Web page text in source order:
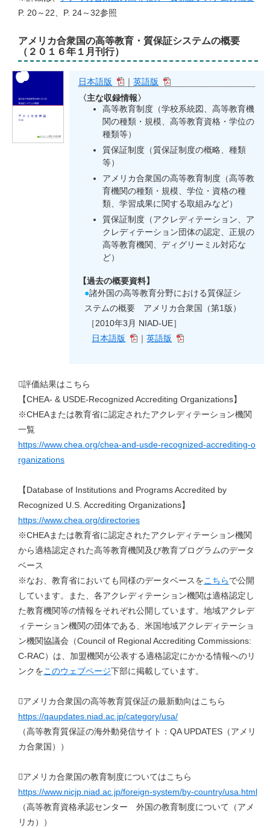
P. 20～22、P. 24～32参照
アメリカ合衆国の高等教育・質保証システムの概要
（２０１６年１月刊行）
日本語版 ｜英語版
〈主な収録情報〉
高等教育制度（学校系統図、高等教育機
関の種類・規模、高等教育資格・学位の
種類等）
質保証制度（質保証制度の概略、種類
等）
アメリカ合衆国の高等教育制度（高等教
育機関の種類・規模、学位・資格の種
類、学習成果に関する取組みなど）
質保証制度（アクレディテーション、ア
クレディテーション団体の認定、正規の
高等教育機関、ディグリーミル対応な
ど）
【過去の概要資料】
●諸外国の高等教育分野における質保証シ
ステムの概要 アメリカ合衆国（第1版）
［2010年3月 NIAD-UE］
日本語版
｜英語版
評価結果はこちら
【CHEA- & USDE-Recognized Accrediting Organizations】
※CHEAまたは教育省に認定されたアクレディテーション機関
一覧
https://www.chea.org/chea-and-usde-recognized-accrediting-o
rganizations
【Database of Institutions and Programs Accredited by
Recognized U.S. Accrediting Organizations】
https://www.chea.org/directories
※CHEAまたは教育省に認定されたアクレディテーション機関
から適格認定された高等教育機関及び教育プログラムのデータ
ベース
※なお、教育省においても同様のデータベースをこちらで公開
しています。また、各アクレディテーション機関は適格認定し
た教育機関等の情報をそれぞれ公開しています。地域アクレデ
ィテーション機関の団体である、米国地域アクレディテーショ
ン機関協議会（Council of Regional Accrediting Commissions:
C-RAC）は、加盟機関が公表する適格認定にかかる情報へのリ
ンクをこのウェブページ下部に掲載しています。
アメリカ合衆国の高等教育質保証の最新動向はこちら
https://qaupdates.niad.ac.jp/category/usa/
（高等教育質保証の海外動発信サイト：QA UPDATES（アメリ
カ合衆国））
アメリカ合衆国の教育制度についてはこちら
https://www.nicjp.niad.ac.jp/foreign-system/by-country/usa.html
（高等教育資格承認センター 外国の教育制度について（アメ
リカ））